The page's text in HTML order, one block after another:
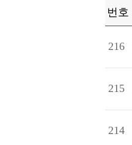
번호
216
215
214